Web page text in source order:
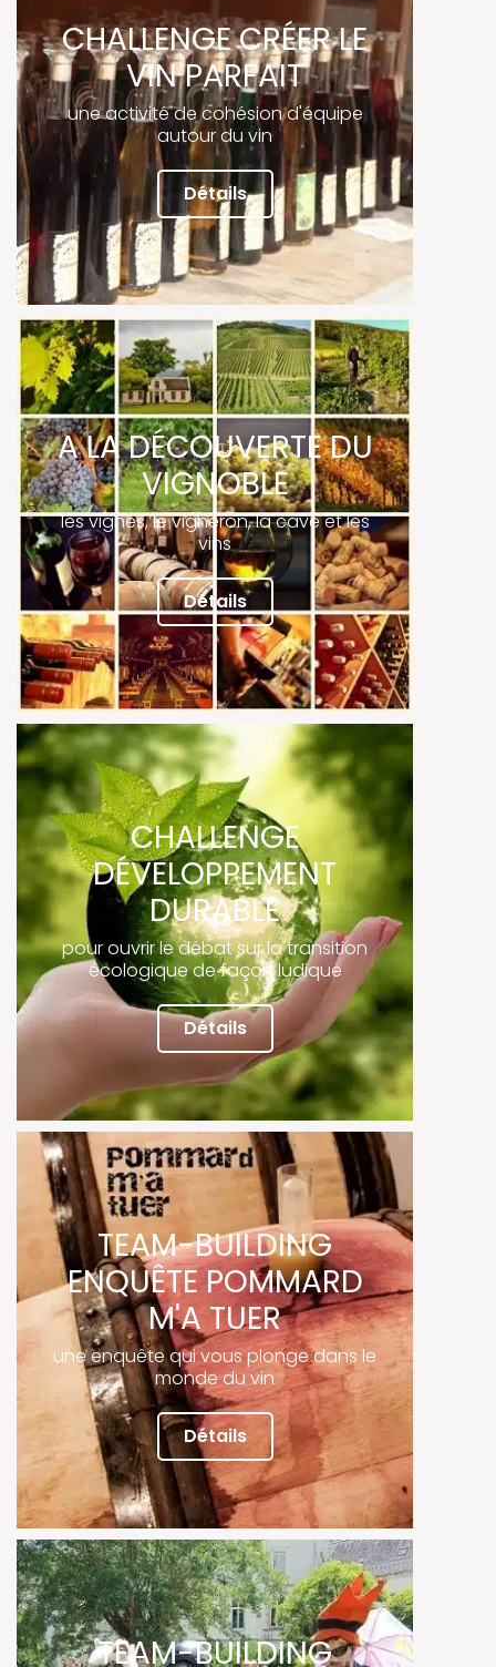
CHALLENGE CRÉER LE
VIN PARFAIT
une activité de cohésion d'équipe
autour du vin
Détails
A LA DÉCOUVERTE DU
VIGNOBLE
les vignes, le vigneron, la cave et les
vins
Détails
CHALLENGE
DÉVELOPPEMENT
DURABLE
pour ouvrir le débat sur la transition
écologique de façon ludique
Détails
TEAM-BUILDING
ENQUÊTE POMMARD
M'A TUER
une enquête qui vous plonge dans le
monde du vin
Détails
TEAM-BUILDING